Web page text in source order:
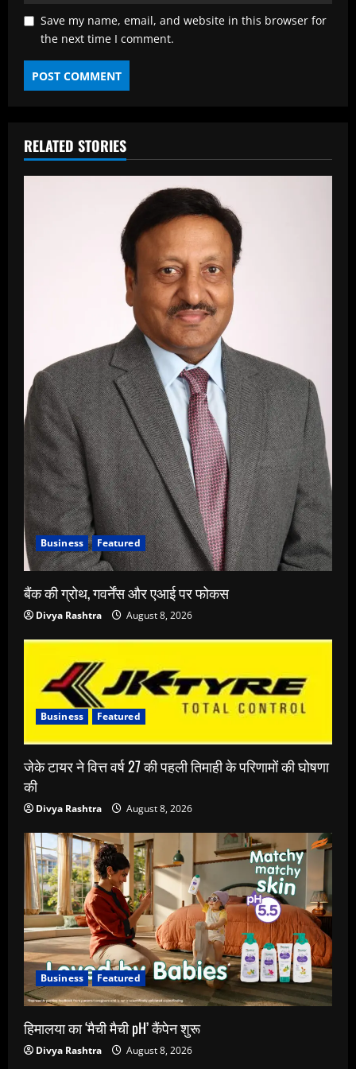
Save my name, email, and website in this browser for
the next time I comment.
RELATED STORIES
Business Featured
बैंक की ग्रोथ, गवर्नेंस और एआई पर फोकस
Divya Rashtra August 8, 2026
Business Featured
जेके टायर ने वित्त वर्ष 27 की पहली तिमाही के परिणामों की घोषणा
की
Divya Rashtra August 8, 2026
Business Featured
हिमालया का ‘मैची मैची pH’ कैंपेन शुरू
Divya Rashtra August 8, 2026